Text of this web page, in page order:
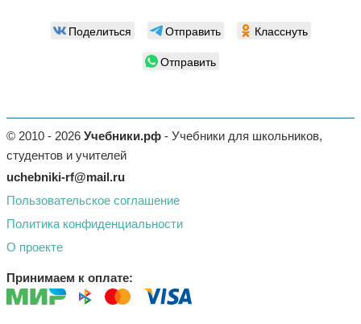
Поделиться Отправить
Класснуть
Отправить
© 2010 - 2026 Учебники.рф - Учебники для школьников,
студентов и учителей
uchebniki-rf@mail.ru
Пользовательское соглашение
Политика конфиденциальности
О проекте
Принимаем к оплате: